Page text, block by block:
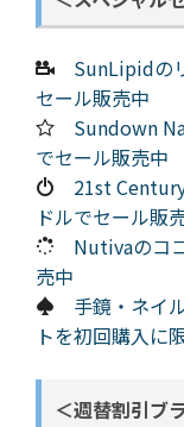
SunLipidの
セール販売中
Sundown
でセール販売中
21st
ドルでセール販
Nutivaのコ
売中
手鏡・ネイ
トを初回購入に
＜週替割引ブ